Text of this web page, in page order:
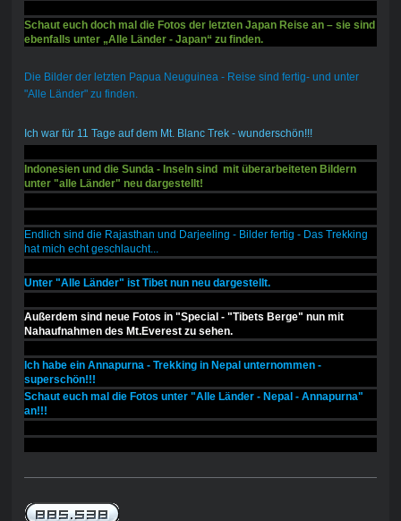
Schaut euch doch mal die Fotos der letzten Japan Reise an – sie sind
ebenfalls unter „Alle Länder - Japan“ zu finden.
Die Bilder der letzten Papua Neuguinea - Reise sind fertig- und unter
"Alle Länder" zu finden.
Ich war für 11 Tage auf dem Mt. Blanc Trek - wunderschön!!!
Indonesien und die Sunda - Inseln sind mit überarbeiteten Bildern
unter "alle Länder" neu dargestellt!
Endlich sind die Rajasthan und Darjeeling - Bilder fertig - Das Trekking
hat mich echt geschlaucht...
Unter "Alle Länder" ist Tibet nun neu dargestellt.
Außerdem sind neue Fotos in "Special - "Tibets Berge" nun mit
Nahaufnahmen des Mt.Everest zu sehen.
Ich habe ein Annapurna - Trekking in Nepal unternommen -
superschön!!!
Schaut euch mal die Fotos unter "Alle Länder - Nepal - Annapurna"
an!!!